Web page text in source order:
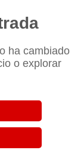
ha cambiado
o explorar